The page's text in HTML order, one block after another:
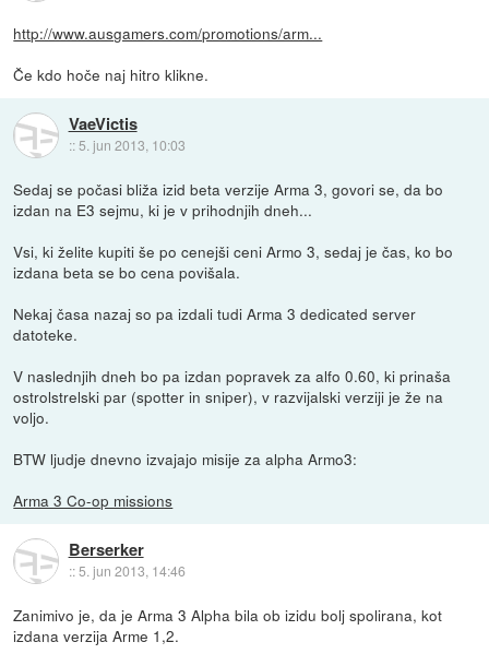
http://www.ausgamers.com/promotions/arm...
Če kdo hoče naj hitro klikne.
VaeVictis
:: 5. jun 2013, 10:03
Sedaj se počasi bliža izid beta verzije Arma 3, govori se, da bo
izdan na E3 sejmu, ki je v prihodnjih dneh...
Vsi, ki želite kupiti še po cenejši ceni Armo 3, sedaj je čas, ko bo
izdana beta se bo cena povišala.
Nekaj časa nazaj so pa izdali tudi Arma 3 dedicated server
datoteke.
V naslednjih dneh bo pa izdan popravek za alfo 0.60, ki prinaša
ostrolstrelski par (spotter in sniper), v razvijalski verziji je že na
voljo.
BTW ljudje dnevno izvajajo misije za alpha Armo3:
Arma 3 Co-op missions
Berserker
::5. jun 2013, 14:46
Zanimivo je, da je Arma 3 Alpha bila ob izidu bolj spolirana, kot
izdana verzija Arme 1,2.